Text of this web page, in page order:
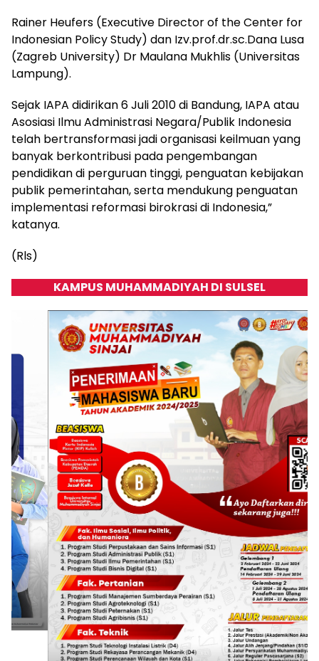
Rainer Heufers (Executive Director of the Center for
Indonesian Policy Study) dan Izv.prof.dr.sc.Dana Lusa
(Zagreb University) Dr Maulana Mukhlis (Universitas
Lampung).
Sejak IAPA didirikan 6 Juli 2010 di Bandung, IAPA atau
Asosiasi Ilmu Administrasi Negara/Publik Indonesia
telah bertransformasi jadi organisasi keilmuan yang
banyak berkontribusi pada pengembangan
pendidikan di perguruan tinggi, penguatan kebijakan
publik pemerintahan, serta mendukung penguatan
implementasi reformasi birokrasi di Indonesia,”
katanya.
(Rls)
KAMPUS MUHAMMADIYAH DI SULSEL